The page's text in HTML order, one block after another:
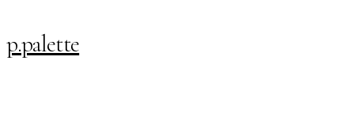
p.palette